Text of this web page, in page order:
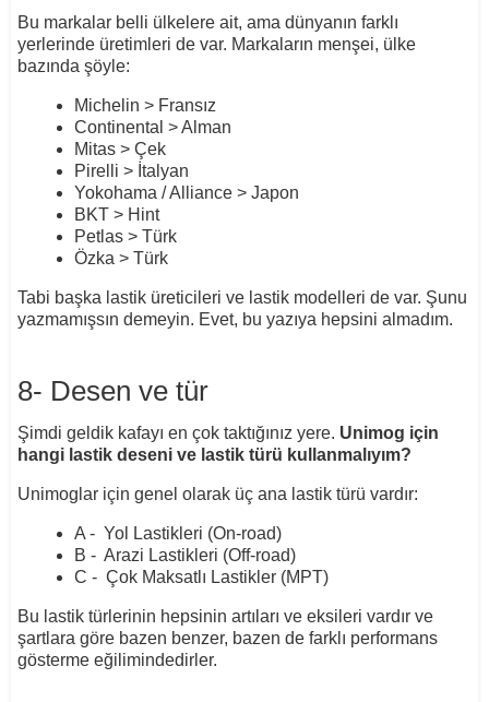
Bu markalar belli ülkelere ait, ama dünyanın farklı
yerlerinde üretimleri de var. Markaların menşei, ülke
bazında şöyle:
Michelin > Fransız
Continental > Alman
Mitas > Çek
Pirelli > İtalyan
Yokohama / Alliance > Japon
BKT > Hint
Petlas > Türk
Özka > Türk
Tabi başka lastik üreticileri ve lastik modelleri de var. Şunu
yazmamışsın demeyin. Evet, bu yazıya hepsini almadım.
8- Desen ve tür
Şimdi geldik kafayı en çok taktığınız yere. Unimog için
hangi lastik deseni ve lastik türü kullanmalıyım?
Unimoglar için genel olarak üç ana lastik türü vardır:
A - Yol Lastikleri (On-road)
B - Arazi Lastikleri (Off-road)
C - Çok Maksatlı Lastikler (MPT)
Bu lastik türlerinin hepsinin artıları ve eksileri vardır ve
şartlara göre bazen benzer, bazen de farklı performans
gösterme eğilimindedirler.